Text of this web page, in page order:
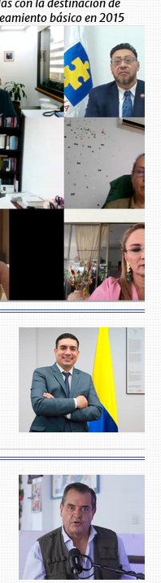
con la destinación de
básico en 2015